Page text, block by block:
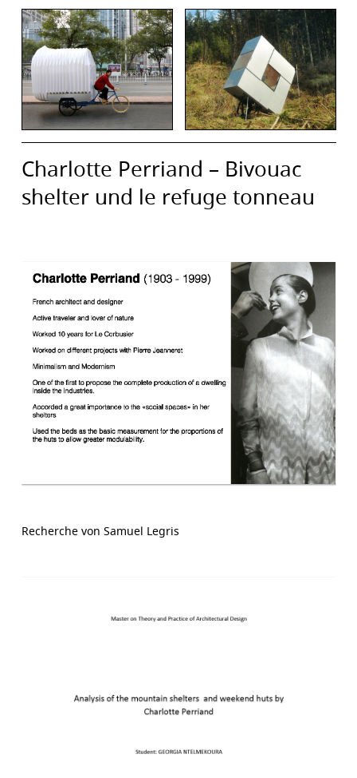
Charlotte Perriand – Bivouac
shelter und le refuge tonneau
Recherche von Samuel Legris